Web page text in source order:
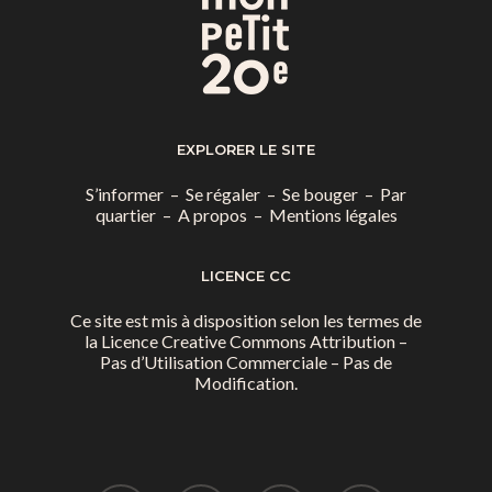
EXPLORER LE SITE
S’informer – Se régaler – Se bouger – Par
quartier– A propos – Mentions légales
LICENCE CC
Ce site est mis à disposition selon les termes de
la Licence Creative Commons Attribution –
Pas d’Utilisation Commerciale – Pas de
Modification.